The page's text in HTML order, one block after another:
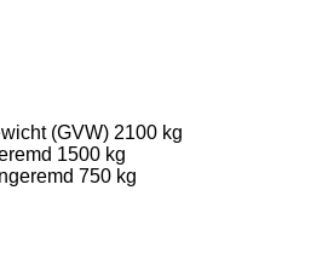
(GVW) 2100 kg
1500 kg
750 kg